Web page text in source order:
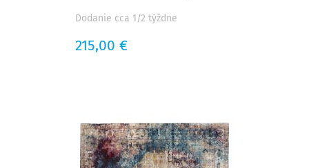
Dodanie cca 1/2 týždne
Cena
215,00 €